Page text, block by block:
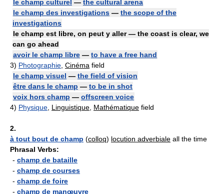
le champ culturel — the cultural arena
le champ des investigations — the scope of the
investigations
le champ est libre, on peut y aller — the coast is clear, we
can go ahead
avoir le champ libre — to have a free hand
3) Photographie Cinéma field
le champ visuel — the field of vision
être dans le champ — to be in shot
voix hors champ — offscreen voice
4) Physique Linguistique Mathématique field
2.
à tout bout de champ (colloq) locution adverbiale all the time
Phrasal Verbs:
- champ de bataille
- champ de courses
- champ de foire
- champ de manœuvre